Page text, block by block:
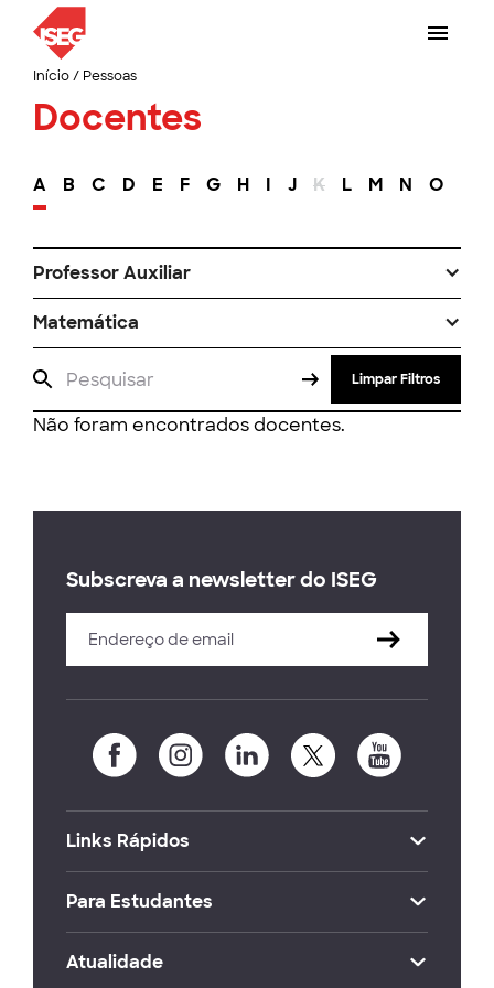
Início/ Pessoas
Docentes
A B C D E F G H I J K L M N O
Professor Auxiliar
Matemática
Limpar Filtros
Não foram encontrados docentes.
Subscreva a newsletter do ISEG
Links Rápidos
Para Estudantes
Atualidade